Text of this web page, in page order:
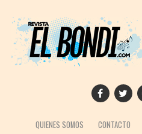
QUIENES SOMOS CONTACTO